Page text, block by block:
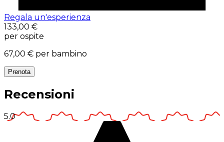
Regala un'esperienza
133,00 €
per ospite
67,00 € per bambino
Prenota
Recensioni
5.0